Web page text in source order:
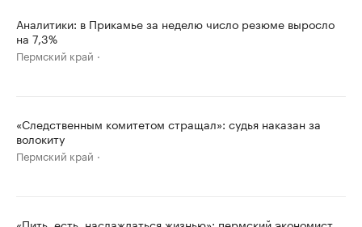
Аналитики: в Прикамье за неделю число резюме выросло
на 7,3%
Пермский край
«Следственным комитетом стращал»: судья наказан за
волокиту
Пермский край